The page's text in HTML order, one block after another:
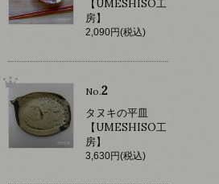
【UMESHISO工
房】
2,090円(税込)
No.2
タヌキの平皿
【UMESHISO工
房】
3,630円(税込)